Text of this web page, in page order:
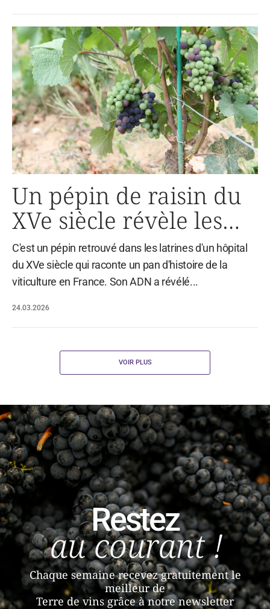
24.03.2026
Un pépin de raisin du
XVe siècle révèle les
secrets du Pinot noir
C'est un pépin retrouvé dans les latrines d'un hôpital
du XVe siècle qui raconte un pan d'histoire de la
viticulture en France. Son ADN a révélé...
VOIR PLUS
Restez
au courant !
Chaque semaine recevez gratuitement le
meilleur de
Terre de vins grâce à notre newsletter